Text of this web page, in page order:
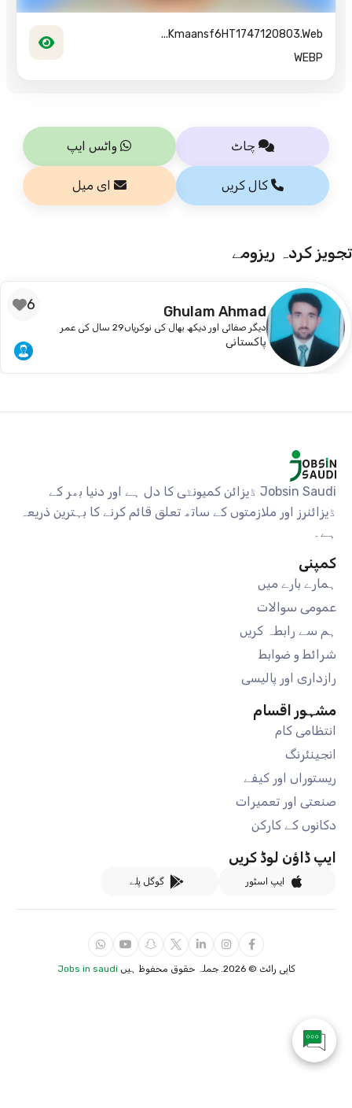
Kmaansf6HT1747120803.web...
WEBP
چاٹ واٹس ایپ
کال کریں ای میل
تجویز کردہ ریزومے
Ghulam Ahmad
دیگر صفائی اور دیکھ بھال کی نوکریاں29 سال کی عمر
پاکستانی
6
Jobsin Saudi ڈیزائن کمیونٹی کا دل ہے اور دنیا بھر کے
ڈیزائنرز اور ملازمتوں کے ساتھ تعلق قائم کرنے کا بہترین ذریعہ
ہے۔
کمپنی
ہمارے بارے میں
عمومی سوالات
ہم سے رابطہ کریں
شرائط و ضوابط
رازداری اور پالیسی
مشہور اقسام
انتظامی کام
انجینئرنگ
ریستوراں اور کیفے
صنعتی اور تعمیرات
دکانوں کے کارکن
ایپ ڈاؤن لوڈ کریں
ایپ اسٹور گوگل پلے
کاپی رائٹ ©2026. جملہ حقوق محفوظ ہیں Jobs in saudi